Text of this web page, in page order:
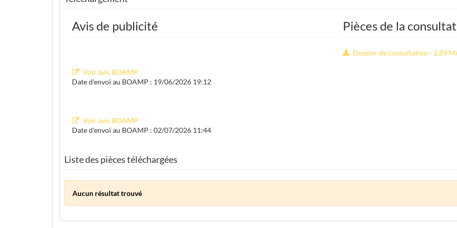
Avis de publicité
Voir avis BOAMP
Date d'envoi au BOAMP : 19/06/2026 19:12
Voir avis BOAMP
Date d'envoi au BOAMP : 02/07/2026 11:44
Pièces de la
Dossier de consultation - 2,89
Liste des pièces téléchargées
Aucun résultat trouvé